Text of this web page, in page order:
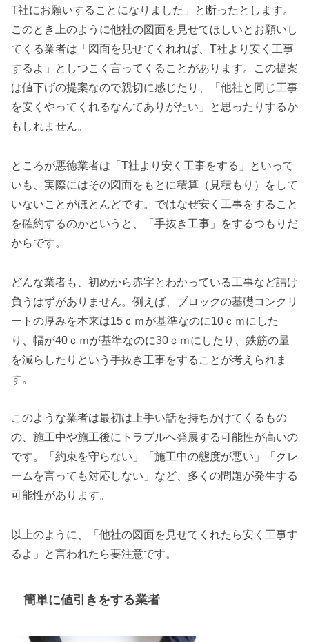
T社にお願いすることになりました」と断ったとします。
このとき上のように他社の図面を見せてほしいとお願いし
てくる業者は「図面を見せてくれれば、T社より安く工事
するよ」としつこく言ってくることがあります。この提案
は値下げの提案なので親切に感じたり、「他社と同じ工事
を安くやってくれるなんてありがたい」と思ったりするか
もしれません。
ところが悪徳業者は「T社より安く工事をする」といって
いも、実際にはその図面をもとに積算（見積もり）をして
いないことがほとんどです。ではなぜ安く工事をすること
を確約するのかというと、「手抜き工事」をするつもりだ
からです。
どんな業者も、初めから赤字とわかっている工事など請け
負うはずがありません。例えば、ブロックの基礎コンクリ
ートの厚みを本来は15ｃｍが基準なのに10ｃｍにした
り、幅が40ｃｍが基準なのに30ｃｍにしたり、鉄筋の量
を減らしたりという手抜き工事をすることが考えられま
す。
このような業者は最初は上手い話を持ちかけてくるもの
の、施工中や施工後にトラブルへ発展する可能性が高いの
です。「約束を守らない」「施工中の態度が悪い」「クレ
ームを言っても対応しない」など、多くの問題が発生する
可能性があります。
以上のように、「他社の図面を見せてくれたら安く工事す
るよ」と言われたら要注意です。
簡単に値引きをする業者